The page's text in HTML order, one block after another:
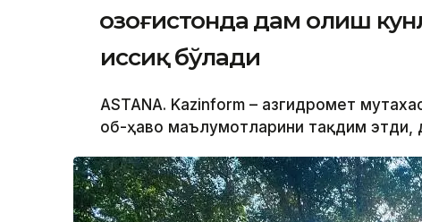
Қозоғистонда дам олиш
иссиқ бўлади
ASTANA. Kazinform – Қазгидромет
об-ҳаво маълумотларини тақдим этди,